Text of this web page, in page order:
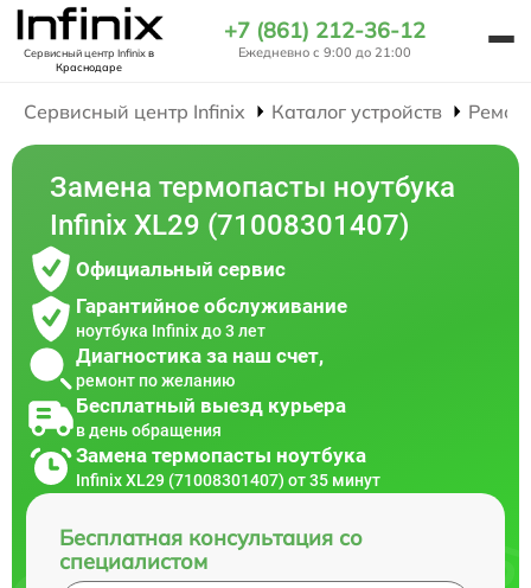
Сервисный центр Infinixв
Краснодаре
+7 (861) 212-36-12
Ежедневно с 9:00 до 21:00
Сервисный центр Infinix Каталог устройств
Замена термопасты ноутбука
Infinix XL29 (71008301407)
Официальный сервис
Гарантийное обслуживание
ноутбука Infinix до 3 лет
Диагностика за наш счет,
ремонт по желанию
Бесплатный выезд курьера
в день обращения
Замена термопасты ноутбука
Infinix XL29 (71008301407) от 35 минут
Бесплатная консультация со
специалистом